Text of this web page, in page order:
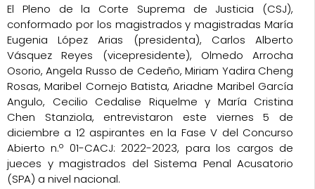
El Pleno de la Corte Suprema de Justicia (CSJ),
conformado por los magistrados y magistradas María
Eugenia López Arias (presidenta), Carlos Alberto
Vásquez Reyes (vicepresidente), Olmedo Arrocha
Osorio, Angela Russo de Cedeño, Miriam Yadira Cheng
Rosas, Maribel Cornejo Batista, Ariadne Maribel García
Angulo, Cecilio Cedalise Riquelme y María Cristina
Chen Stanziola, entrevistaron este viernes 5 de
diciembre a 12 aspirantes en la Fase V del Concurso
Abierto n.º 01-CACJ: 2022-2023, para los cargos de
jueces y magistrados del Sistema Penal Acusatorio
(SPA) a nivel nacional.